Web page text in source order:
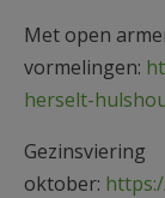
Met open
vormelingen:
herselt-
Gezinsviering
oktober: